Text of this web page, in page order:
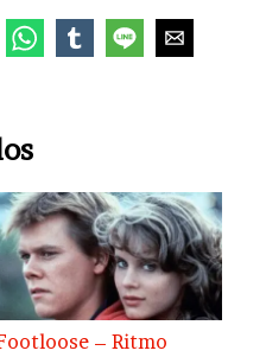
– Ritmo